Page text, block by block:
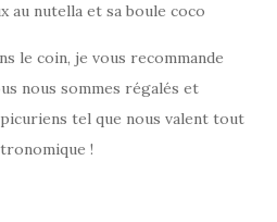
au nutella et sa boule coco
le coin, je vous recommande
nous sommes régalés et
tel que nous valent tout
!